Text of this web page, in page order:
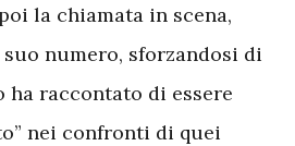
la chiamata in scena,
numero, sforzandosi di
ha raccontato di essere
nei confronti di quei